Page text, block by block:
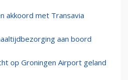
akkoord met Transavia
aan boord
op Groningen Airport geland